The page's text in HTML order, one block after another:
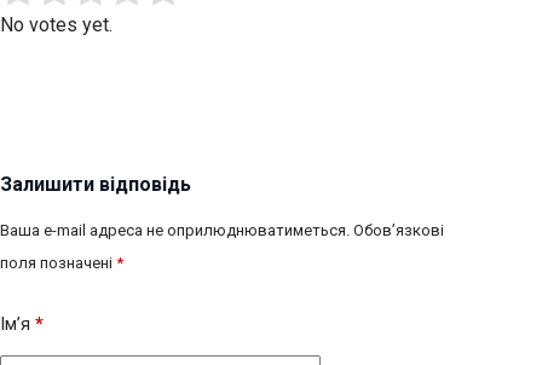
No votes yet.
Залишити відповідь
Ваша e-mail адреса не оприлюднюватиметься. Обов’язкові
поля позначені *
Ім’я *